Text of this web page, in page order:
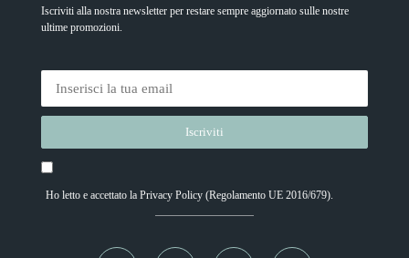
Iscriviti alla nostra newsletter per restare sempre aggiornato sulle nostre
ultime promozioni.
Ho letto e accettato la Privacy Policy(Regolamento UE 2016/679).
Alternative: